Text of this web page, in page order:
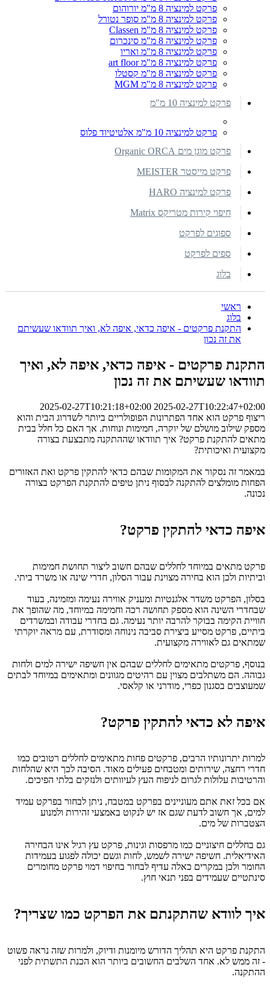
פרקט למינציה 8 מ"מ יורוהום
פרקט למינציה 8 מ"מ סופר נטורל
פרקט למינציה 8 מ"מ Classen
פרקט למינציה 8 מ"מ סינכרום
פרקט למינציה 8 מ"מ ואריו
פרקט למינציה 8 מ"מ art floor
פרקט למינציה 8 מ"מ קסטלו
פרקט למינציה 8 מ"מ MGM
פרקט למינציה 10 מ"מ
פרקט למינציה 10 מ"מ אלטיטיוד פלוס
פרקט מוגן מים Organic ORCA
פרקט מייסטר MEISTER
פרקט למינציה HARO
חיפוי קירות מטריקס Matrix
ספוגים לפרקט
ספים לפרקט
בלוג
ראשי
בלוג
התקנת פרקטים - איפה כדאי, איפה לא, ואיך תוודאו שעשיתם
את זה נכון
התקנת פרקטים - איפה כדאי, איפה לא, ואיך
תוודאו שעשיתם את זה נכון
2025-02-27T10:21:18+02:00 2025-02-27T10:22:47+02:00
ריצוף פרקט הוא אחד הפתרונות הפופולריים ביותר לשדרוג הבית והוא
מספק שילוב מושלם של יוקרה, חמימות ונוחות. אך האם כל חלל בבית
מתאים להתקנת פרקט? איך תוודאו שההתקנה מתבצעת בצורה
מקצועית ואיכותית?
במאמר זה נסקור את המקומות שבהם כדאי להתקין פרקט ואת האזורים
הפחות מומלצים להתקנה לבסוף ניתן טיפים להתקנת הפרקט בצורה
נכונה.
איפה כדאי להתקין פרקט?
פרקט מתאים במיוחד לחללים שבהם חשוב ליצור תחושת חמימות
וביתיות ולכן הוא בחירה מצוינת עבור הסלון, חדרי שינה או משרד ביתי.
בסלון, הפרקט משדר אלגנטיות ומעניק אווירה נעימה ומזמינה, בעוד
שבחדרי השינה הוא מספק תחושה רכה וחמימה במיוחד, מה שהופך את
חוויית הקימה בבוקר להרבה יותר נעימה. גם בחדרי עבודה ובמשרדים
ביתיים, פרקט מסייע ביצירת סביבה נינוחה ומסודרת, עם מראה יוקרתי
שמתאים גם לאווירה מקצועית.
בנוסף, פרקטים מתאימים לחללים שבהם אין חשיפה ישירה למים ולחות
גבוהה. הם משתלבים מצוין עם רהיטים מגוונים ומתאימים במיוחד לבתים
שמעוצבים בסגנון כפרי, מודרני או קלאסי.
איפה לא כדאי להתקין פרקט?
למרות יתרונותיו הרבים, פרקטים פחות מתאימים לחללים רטובים כמו
חדרי רחצה, שירותים ומטבחים פעילים מאוד. הסיבה לכך היא שהלחות
והרטיבות עלולות לגרום לניפוח העץ לעיוותים ולנזקים בלתי הפיכים.
אם בכל זאת אתם מעוניינים בפרקט במטבח, ניתן לבחור בפרקט עמיד
למים, אך חשוב לדעת שגם אז יש לנקוט באמצעי זהירות ולמנוע
הצטברות של מים.
גם בחללים חיצוניים כמו מרפסות וגינות, פרקט עץ רגיל אינו הבחירה
האידיאלית. חשיפה ישירה לשמש, לחות וגשם יכולה לפגוע בעמידות
החומר ולכן במקרים כאלה עדיף לבחור בחיפוי דמוי פרקט מחומרים
סינתטיים שעמידים בפני תנאי חוץ.
איך לוודא שהתקנתם את הפרקט כמו שצריך?
התקנת פרקט היא תהליך הדורש מיומנות ודיוק, ולמרות שזה נראה פשוט
- זה ממש לא. אחד השלבים החשובים ביותר הוא הכנת התשתית לפני
ההתקנה.